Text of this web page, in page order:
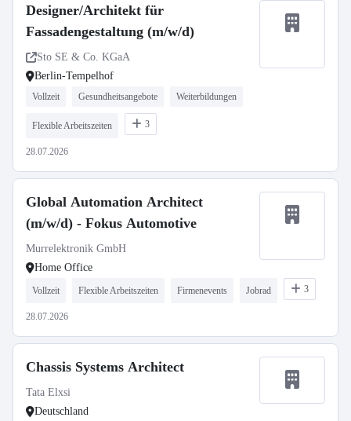
Designer/Architekt für
Fassadengestaltung (m/w/d)
Sto SE & Co. KGaA
Berlin-Tempelhof
Vollzeit Gesundheitsangebote Weiterbildungen
Flexible Arbeitszeiten 3
28.07.2026
Global Automation Architect
(m/w/d) - Fokus Automotive
Murrelektronik GmbH
Home Office
Vollzeit Flexible Arbeitszeiten Firmenevents Jobrad 3
28.07.2026
Chassis Systems Architect
Tata Elxsi
Deutschland